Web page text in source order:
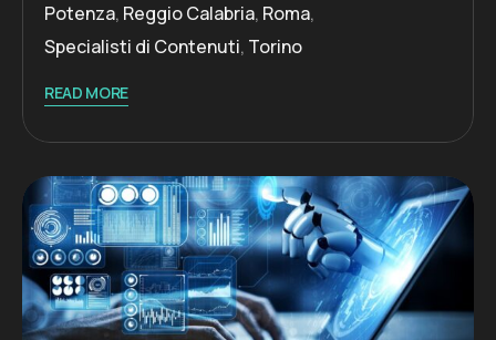
Potenza, Reggio Calabria, Roma,
Specialisti di Contenuti, Torino
READ MORE